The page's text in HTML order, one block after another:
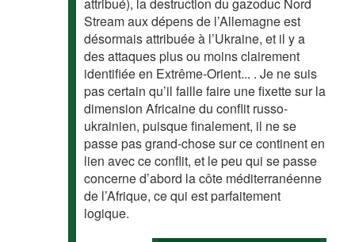
Stream aux dépens de l’Allemagne est
désormais attribuée à l’Ukraine, et il y a
des attaques plus ou moins clairement
identifiée en Extrême-Orient... . Je ne suis
pas certain qu’il faille faire une fixette sur la
dimension Africaine du conflit russo-
ukrainien, puisque finalement, il ne se
passe pas grand-chose sur ce continent en
lien avec ce conflit, et le peu qui se passe
concerne d’abord la côte méditerranéenne
de l’Afrique, ce qui est parfaitement
logique.